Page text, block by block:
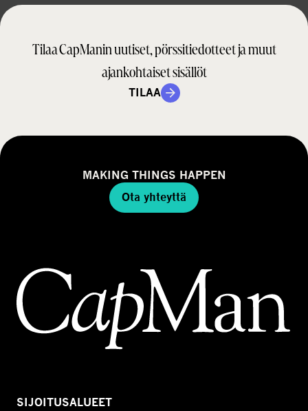
Tilaa CapManin uutiset, pörssitiedotteet ja muut
ajankohtaiset sisällöt
TILAA
MAKING THINGS HAPPEN
Ota yhteyttä
SIJOITUSALUEET